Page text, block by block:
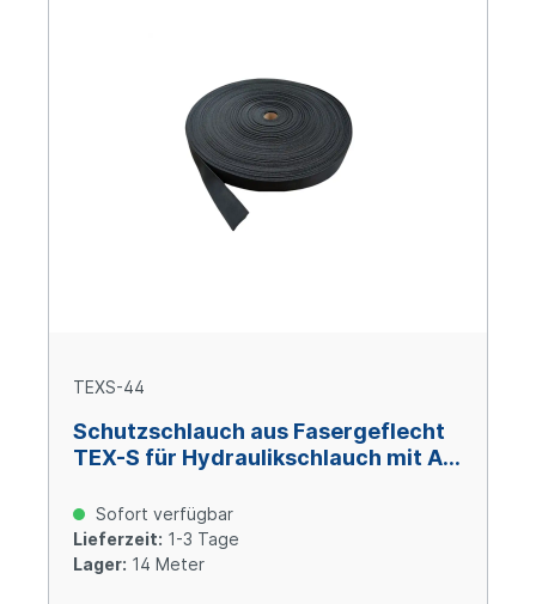
TEXS-44
Schutzschlauch aus Fasergeflecht
TEX-S für Hydraulikschlauch mit AD
Sofort verfügbar
Lieferzeit: 1-3 Tage
Lager: 14 Meter